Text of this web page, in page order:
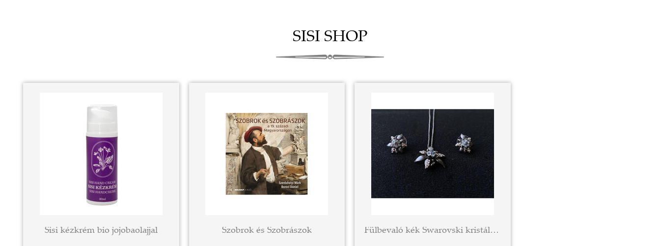
SISI SHOP
Sisi kézkrém bio jojobaolajjal Szobrok és Szobrászok Fülbevaló kék Swarovski kristállyal kirakott havasi gyopárral, ródium bevonattal